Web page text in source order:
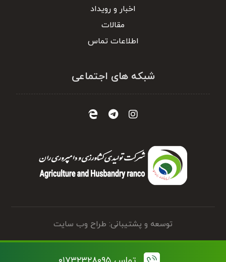
اخبار و رویداد
مقالات
اطلاعات تماس
شبکه های اجتماعی
توسعه و پشتیبانی: طراح وب سایت